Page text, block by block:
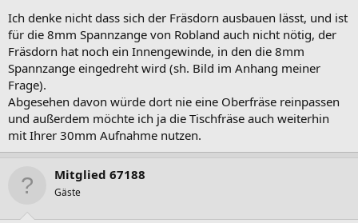
Ich denke nicht dass sich der Fräsdorn ausbauen lässt, und ist
für die 8mm Spannzange von Robland auch nicht nötig, der
Fräsdorn hat noch ein Innengewinde, in den die 8mm
Spannzange eingedreht wird (sh. Bild im Anhang meiner
Frage).
Abgesehen davon würde dort nie eine Oberfräse reinpassen
und außerdem möchte ich ja die Tischfräse auch weiterhin
mit Ihrer 30mm Aufnahme nutzen.
Mitglied 67188
Gäste